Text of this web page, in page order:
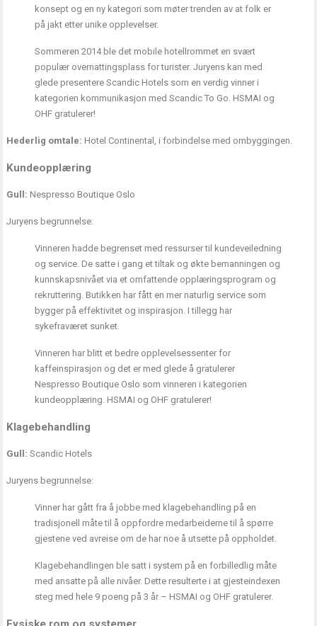
konsept og en ny kategori som møter trenden av at folk er
på jakt etter unike opplevelser.
Sommeren 2014 ble det mobile hotellrommet en svært
populær overnattingsplass for turister. Juryens kan med
glede presentere Scandic Hotels som en verdig vinner i
kategorien kommunikasjon med Scandic To Go. HSMAI og
OHF gratulerer!
Hederlig omtale: Hotel Continental, i forbindelse med ombyggingen.
Kundeopplæring
Gull: Nespresso Boutique Oslo
Juryens begrunnelse:
Vinneren hadde begrenset med ressurser til kundeveiledning
og service. De satte i gang et tiltak og økte bemanningen og
kunnskapsnivået via et omfattende opplæringsprogram og
rekruttering. Butikken har fått en mer naturlig service som
bygger på effektivitet og inspirasjon. I tillegg har
sykefraværet sunket.
Vinneren har blitt et bedre opplevelsessenter for
kaffeinspirasjon og det er med glede å gratulerer
Nespresso Boutique Oslo som vinneren i kategorien
kundeopplæring. HSMAI og OHF gratulerer!
Klagebehandling
Gull: Scandic Hotels
Juryens begrunnelse:
Vinner har gått fra å jobbe med klagebehandling på en
tradisjonell måte til å oppfordre medarbeiderne til å spørre
gjestene ved avreise om de har noe å utsette på oppholdet.
Klagebehandlingen ble satt i system på en forbilledlig måte
med ansatte på alle nivåer. Dette resulterte i at gjesteindexen
steg med hele 9 poeng på 3 år – HSMAI og OHF gratulerer.